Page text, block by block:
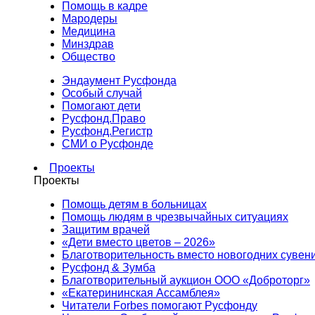
Помощь в кадре
Мародеры
Медицина
Минздрав
Общество
Эндаумент Русфонда
Особый случай
Помогают дети
Русфонд.Право
Русфонд.Регистр
СМИ о Русфонде
Проекты
Проекты
Помощь детям в больницах
Помощь людям в чрезвычайных ситуациях
Защитим врачей
«Дети вместо цветов – 2026»
Благотворительность вместо новогодних
Русфонд & Зумба
Благотворительный аукцион ООО «Доброторг»
«Екатерининская Ассамблея»
Читатели Forbes помогают Русфонду